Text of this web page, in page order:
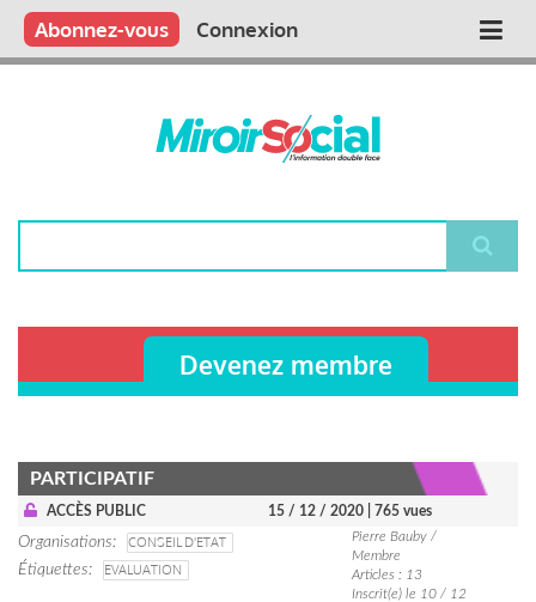
Aller
contenu
Main
Qui sommes nous ?
Vous publiez
Nous publions
Contactez-nous
Abonnez-vous Connexion
Devenez membre
PARTICIPATIF
ACCÈS PUBLIC 15 / 12 / 2020 | 765 vues
Organisations
CONSEIL D'ETAT
Étiquettes
EVALUATION
Pierre Bauby /
Membre
Articles : 13
Inscrit(e) le 10 / 12